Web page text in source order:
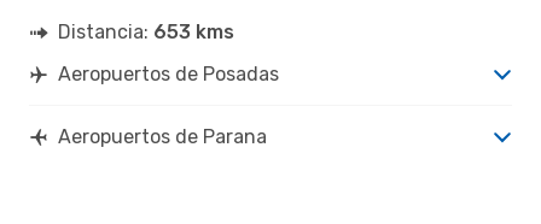
Distancia: 653 kms
Aeropuertos de Posadas
Aeropuertos de Parana